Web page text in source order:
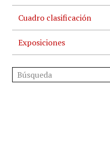
Cuadro clasificación
Exposiciones